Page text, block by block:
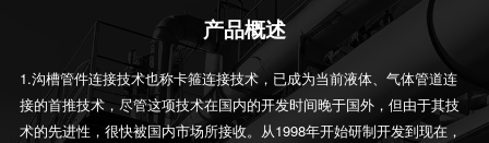
产品概述
1.沟槽管件连接技术也称卡箍连接技术，已成为当前液体、气体管道连
接的首推技术，尽管这项技术在国内的开发时间晚于国外，但由于其技
术的先进性，很快被国内市场所接收。从1998年开始研制开发到现在，